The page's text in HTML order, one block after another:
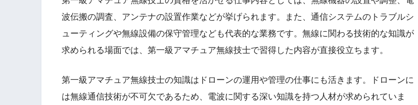
波伝搬の調査、アンテナの設置作業などが挙げられます。また、通信システムのトラブルシ
ューティングや無線設備の保守管理なども代表的な業務です。無線に関わる技術的な知識が
求められる場面では、第一級アマチュア無線技士で習得した内容が直接役立ちます。
第一級アマチュア無線技士の知識はドローンの運用や管理の仕事にも活きます。ドローンに
は無線通信技術が不可欠であるため、電波に関する深い知識を持つ人材が求められていま